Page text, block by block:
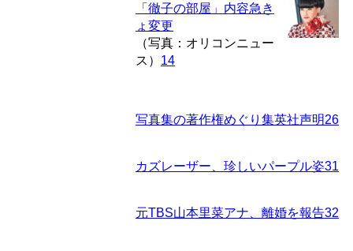
「徹子の部屋」内容急き
ょ変更
（写真：オリコンニュー
ス） 14
写真集の著作権めぐり集英社声明26
カズレーザー、珍しいパープル姿31
元TBS山本里菜アナ、離婚を報告32